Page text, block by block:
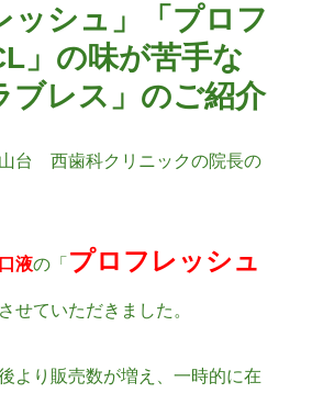
ッシュ」「プロフ
」の味が苦手な
ブレス」のご紹介
台 西歯科クリニックの院長の
液の「 プロフレッシュ
せていただきました。
より販売数が増え、一時的に在